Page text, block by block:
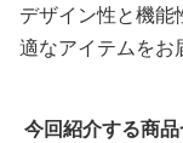
デザイン性と機能
適なアイテムをお
今回紹介する商